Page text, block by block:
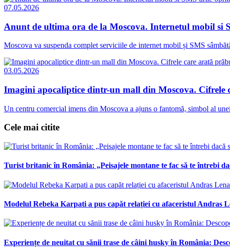
07.05.2026
Anunt de ultima ora de la Moscova. Internetul mobil si
Moscova va suspenda complet serviciile de internet mobil și SMS
03.05.2026
Imagini apocaliptice dintr-un mall din Moscova. Cifrele
Un centru comercial imens din Moscova a ajuns o fantomă, simbol al
Cele mai citite
Turist britanic în România: „Peisajele montane te fac să te întrebi
Modelul Rebeka Karpati a pus capăt relației cu afaceristul Andras
Experiențe de neuitat cu sănii trase de câini husky în România: